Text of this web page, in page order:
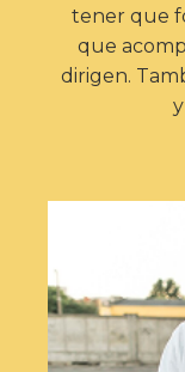
tener que
que
dirigen.